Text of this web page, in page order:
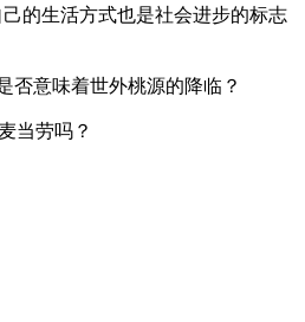
的生活方式也是社会进步的标志
否意味着世外桃源的降临？
当劳吗？